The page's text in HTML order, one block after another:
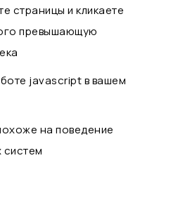
страницы и кликаете
превышающую
javascript в вашем
на поведение
систем